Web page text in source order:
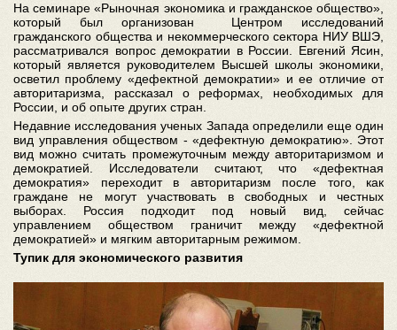
На семинаре «Рыночная экономика и гражданское общество»,
который был организован Центром исследований
гражданского общества и некоммерческого сектора НИУ ВШЭ,
рассматривался вопрос демократии в России. Евгений Ясин,
который является руководителем Высшей школы экономики,
осветил проблему «дефектной демократии» и ее отличие от
авторитаризма, рассказал о реформах, необходимых для
России, и об опыте других стран.
Недавние исследования ученых Запада определили еще один
вид управления обществом - «дефектную демократию». Этот
вид можно считать промежуточным между авторитаризмом и
демократией. Исследователи считают, что «дефектная
демократия» переходит в авторитаризм после того, как
граждане не могут участвовать в свободных и честных
выборах. Россия подходит под новый вид, сейчас
управлением обществом граничит между «дефектной
демократией» и мягким авторитарным режимом.
Тупик для экономического развития